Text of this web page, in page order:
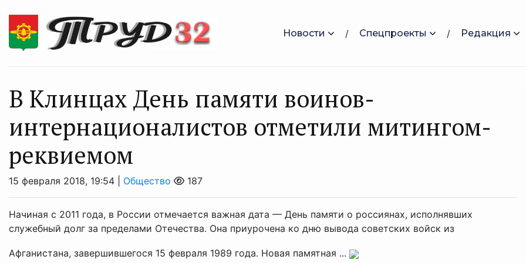
Новости Спецпроекты Редакция
В Клинцах День памяти воинов-
интернационалистов отметили митингом-
реквиемом
15 февраля 2018, 19:54 | Общество 187
Начиная с 2011 года, в России отмечается важная дата — День памяти о россиянах, исполнявших
служебный долг за пределами Отечества. Она приурочена ко дню вывода советских войск из
Афганистана, завершившегося 15 февраля 1989 года. Новая памятная ...